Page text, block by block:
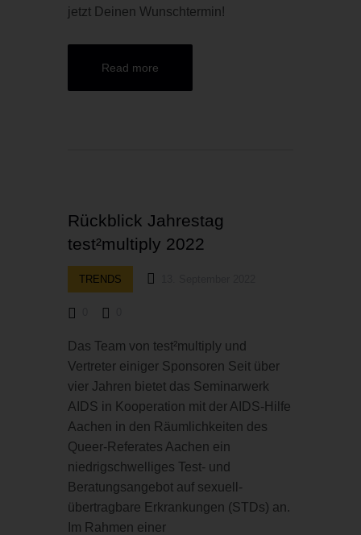
jetzt Deinen Wunschtermin!
Read more
Rückblick Jahrestag
test²multiply 2022
TRENDS
Das Team von test²multiply und
Vertreter einiger Sponsoren Seit über
vier Jahren bietet das Seminarwerk
AIDS in Kooperation mit der AIDS-Hilfe
Aachen in den Räumlichkeiten des
Queer-Referates Aachen ein
niedrigschwelliges Test- und
Beratungsangebot auf sexuell-
übertragbare Erkrankungen (STDs) an.
Im Rahmen einer